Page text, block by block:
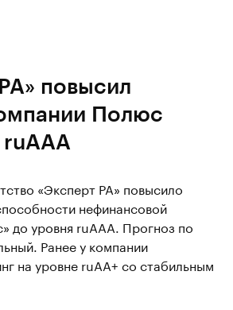
повысил
Полюс
«Эксперт РА» повысило
нефинансовой
до уровня ruAAA. Прогноз по
Ранее у компании
на уровне ruAA+ со стабильным